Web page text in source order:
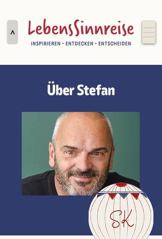
>
Über Stefan